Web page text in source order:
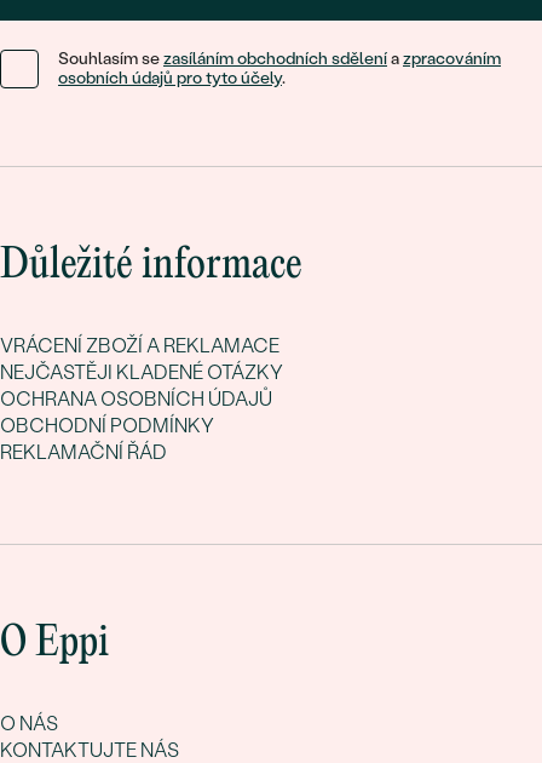
Souhlasím sezasíláním obchodních sděleníazpracováním
osobních údajů pro tyto účely.
Důležité informace
VRÁCENÍ ZBOŽÍ A REKLAMACE
NEJČASTĚJI KLADENÉ OTÁZKY
OCHRANA OSOBNÍCH ÚDAJŮ
OBCHODNÍ PODMÍNKY
REKLAMAČNÍ ŘÁD
O Eppi
O NÁS
KONTAKTUJTE NÁS